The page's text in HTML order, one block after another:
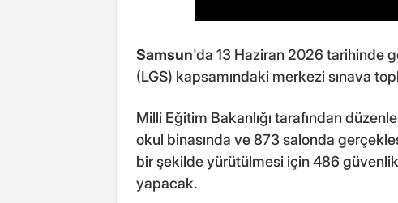
Samsun'da 13 Haziran 2026 tarihinde
(LGS) kapsamındaki merkezi sınava
Milli Eğitim Bakanlığı tarafından
okul binasında ve 873 salonda
bir şekilde yürütülmesi için 486
yapacak.